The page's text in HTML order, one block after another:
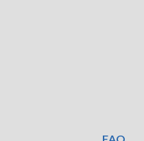
FAQ